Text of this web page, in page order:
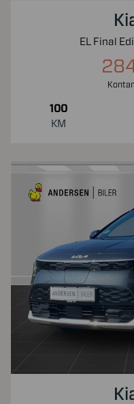
EL Final
100
KM